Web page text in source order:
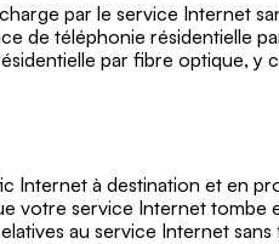
par le service Internet
de téléphonie résidentielle
par fibre optique, y
Internet à destination et en
votre service Internet tombe
au service Internet